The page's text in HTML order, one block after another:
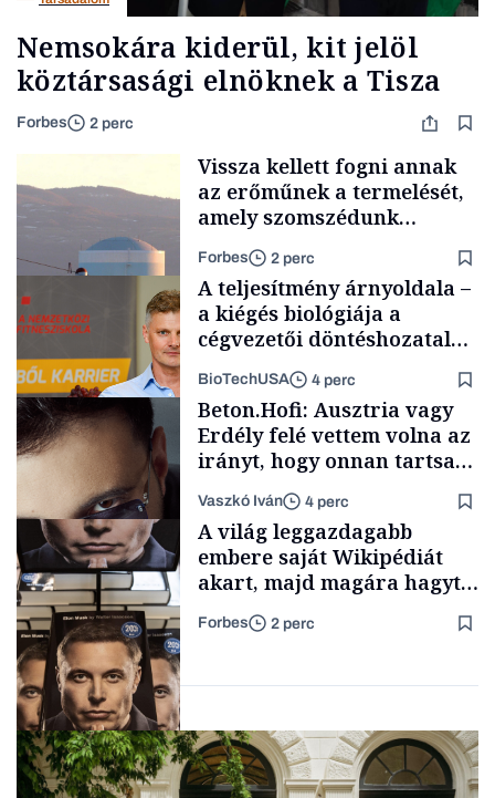
Nemsokára kiderül, kit jelöl
köztársasági elnöknek a Tisza
Forbes 2 perc
Energia
Vissza kellett fogni annak
az erőműnek a termelését,
amely szomszédunk
áramellátásának 60
százalékát biztosítja
Forbes 2 perc
Content Lab HUB
A teljesítmény árnyoldala –
a kiégés biológiája a
cégvezetői döntéshozatal
BioTechUSA 4 perc
Forbes-sztori
Beton.Hofi: Ausztria vagy
Erdély felé vettem volna az
irányt, hogy onnan tartsam
lélegeztetőgépen a magyar
zenét
Vaszkó Iván 4 perc
Milliárdosok
A világ leggazdagabb
embere saját Wikipédiát
akart, majd magára hagyta.
Most milliók olvasnak
ellenőrizetlen
Forbes 2 perc